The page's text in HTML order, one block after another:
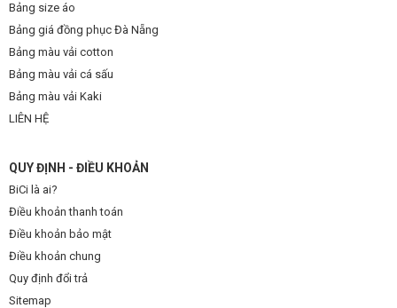
Bảng size áo
Bảng giá đồng phục Đà Nẵng
Bảng màu vải cotton
Bảng màu vải cá sấu
Bảng màu vải Kaki
LIÊN HỆ
QUY ĐỊNH - ĐIỀU KHOẢN
BiCi là ai?
Điều khoản thanh toán
Điều khoản bảo mật
Điều khoản chung
Quy định đổi trả
Sitemap